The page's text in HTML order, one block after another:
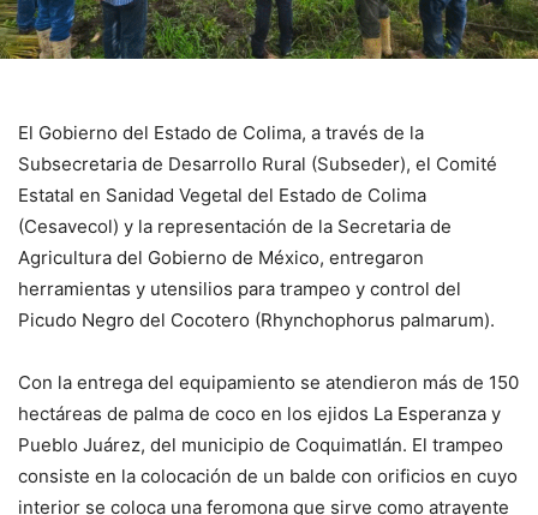
El Gobierno del Estado de Colima, a través de la
Subsecretaria de Desarrollo Rural (Subseder), el Comité
Estatal en Sanidad Vegetal del Estado de Colima
(Cesavecol) y la representación de la Secretaria de
Agricultura del Gobierno de México, entregaron
herramientas y utensilios para trampeo y control del
Picudo Negro del Cocotero (Rhynchophorus palmarum).
Con la entrega del equipamiento se atendieron más de 150
hectáreas de palma de coco en los ejidos La Esperanza y
Pueblo Juárez, del municipio de Coquimatlán. El trampeo
consiste en la colocación de un balde con orificios en cuyo
interior se coloca una feromona que sirve como atrayente